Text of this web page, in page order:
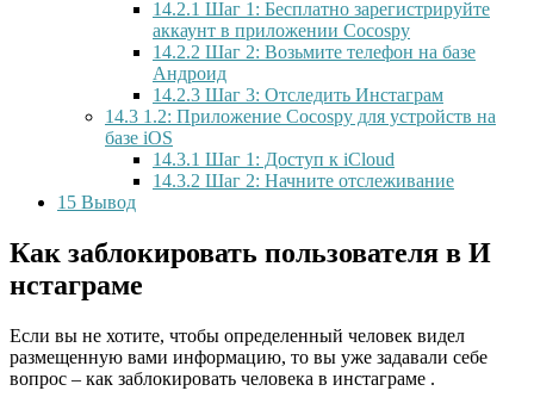
14.2.1 Шаг 1: Бесплатно зарегистрируйте
аккаунт в приложении Cocospy
14.2.2 Шаг 2: Возьмите телефон на базе
Андроид
14.2.3 Шаг 3: Отследить Инстаграм
14.3 1.2: Приложение Cocospy для устройств на
базе iOS
14.3.1 Шаг 1: Доступ к iCloud
14.3.2 Шаг 2: Начните отслеживание
15 Вывод
Как заблокировать пользователя в И
нстаграме
Если вы не хотите, чтобы определенный человек видел
размещенную вами информацию, то вы уже задавали себе
вопрос – как заблокировать человека в инстаграме .